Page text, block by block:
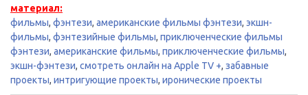
материал:
фильмы, фэнтези, американские фильмы фэнтези, экшн-
фильмы, фэнтезийные фильмы, приключенческие фильмы
фэнтези, американские фильмы, приключенческие фильмы,
экшн-фэнтези, смотреть онлайн на Apple TV +, забавные
проекты, интригующие проекты, иронические проекты